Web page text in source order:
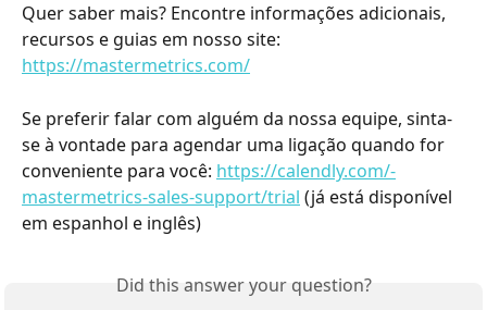
Quer saber mais? Encontre informações adicionais,
recursos e guias em nosso site:
https://mastermetrics.com/
Se preferir falar com alguém da nossa equipe, sinta-
se à vontade para agendar uma ligação quando for
conveniente para você: https://calendly.com/-
mastermetrics-sales-support/trial (já está disponível
em espanhol e inglês)
Did this answer your question?